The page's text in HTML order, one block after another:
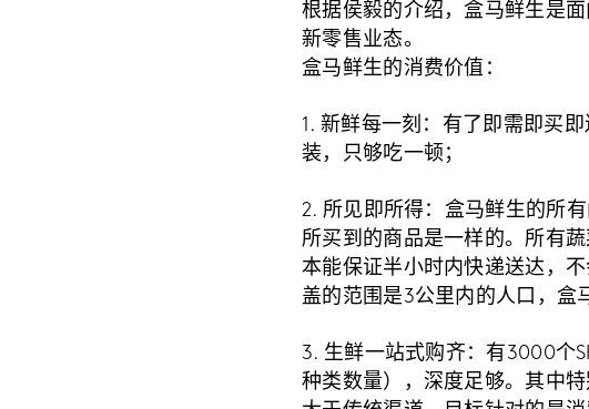
根据侯毅的介绍，盒马鲜生是
新零售业态。
盒马鲜生的消费价值：
1. 新鲜每一刻：有了即需即买
装，只够吃一顿；
2. 所见即所得：盒马鲜生的所
所买到的商品是一样的。所有
本能保证半小时内快递送达，
盖的范围是3公里内的人口，盒
3. 生鲜一站式购齐：有3000个
种类数量），深度足够。其中